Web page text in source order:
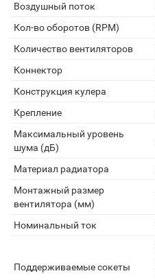
Воздушный поток
Кол-во оборотов (RPM)
Количество вентиляторов
Коннектор
Конструкция кулера
Крепление
Максимальный уровень
шума (дБ)
Материал радиатора
Монтажный размер
вентилятора (мм)
Номинальный ток
Поддерживаемые сокеты